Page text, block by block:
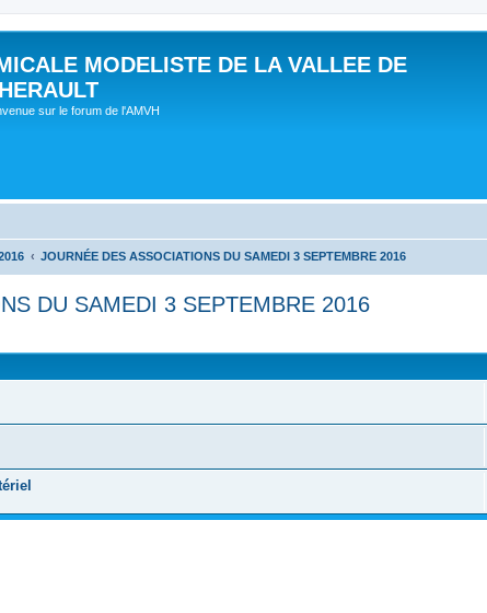
MODELISTE DE LA VALLEE DE
sur le forum de l'AMVH
JOURNÉE DES ASSOCIATIONS DU SAMEDI 3 SEPTEMBRE 2016
DU SAMEDI 3 SEPTEMBRE 2016